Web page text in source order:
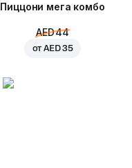
Пиццони мега комбо
AED 44
отAED 35